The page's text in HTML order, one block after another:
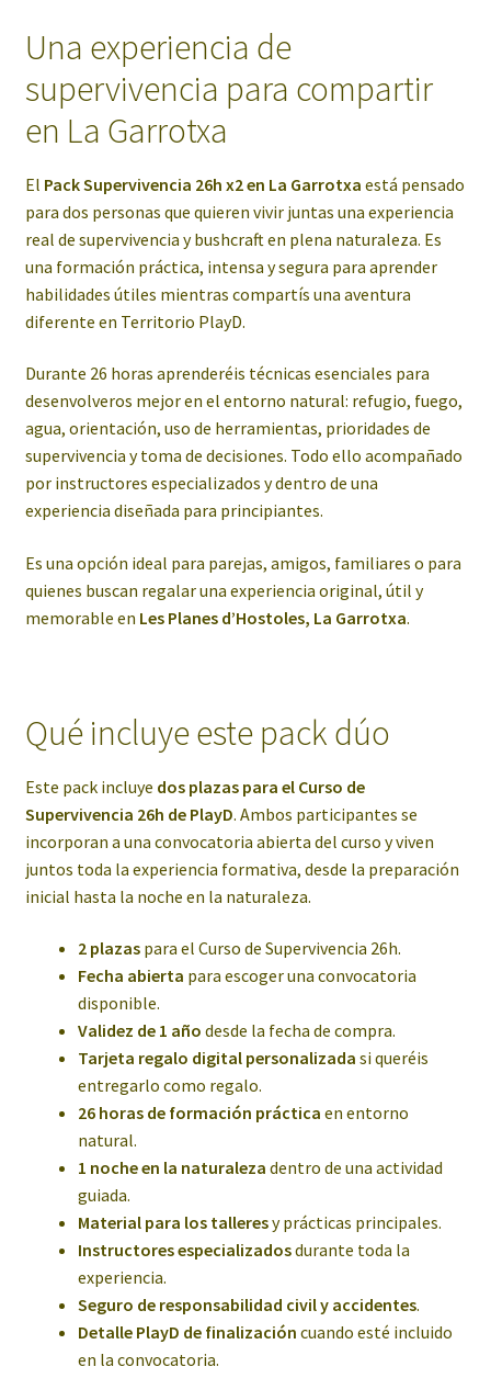
Una experiencia de
supervivencia para compartir
en La Garrotxa
El Pack Supervivencia 26h x2 en La Garrotxa está pensado
para dos personas que quieren vivir juntas una experiencia
real de supervivencia y bushcraft en plena naturaleza. Es
una formación práctica, intensa y segura para aprender
habilidades útiles mientras compartís una aventura
diferente en Territorio PlayD.
Durante 26 horas aprenderéis técnicas esenciales para
desenvolveros mejor en el entorno natural: refugio, fuego,
agua, orientación, uso de herramientas, prioridades de
supervivencia y toma de decisiones. Todo ello acompañado
por instructores especializados y dentro de una
experiencia diseñada para principiantes.
Es una opción ideal para parejas, amigos, familiares o para
quienes buscan regalar una experiencia original, útil y
memorable en Les Planes d’Hostoles, La Garrotxa.
Qué incluye este pack dúo
Este pack incluye dos plazas para el Curso de
Supervivencia 26h de PlayD. Ambos participantes se
incorporan a una convocatoria abierta del curso y viven
juntos toda la experiencia formativa, desde la preparación
inicial hasta la noche en la naturaleza.
2 plazaspara el Curso de Supervivencia 26h.
Fecha abierta para escoger una convocatoria
disponible.
Validez de 1 año desde la fecha de compra.
Tarjeta regalo digital personalizada si queréis
entregarlo como regalo.
26 horas de formación práctica en entorno
natural.
1 noche en la naturaleza dentro de una actividad
guiada.
Material para los talleresy prácticas principales.
Instructores especializadosdurante toda la
experiencia.
Seguro de responsabilidad civil y accidentes.
Detalle PlayD de finalización cuando esté incluido
en la convocatoria.